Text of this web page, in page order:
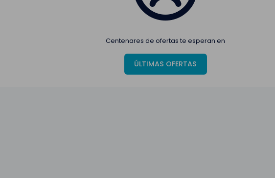
Centenares de ofertas te esperan en
ÚLTIMAS OFERTAS